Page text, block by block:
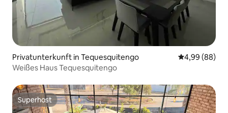
Privatunterkunft in Tequesquitengo
4,99 (88)
Weißes Haus Tequesquitengo
Superhost
Superhost